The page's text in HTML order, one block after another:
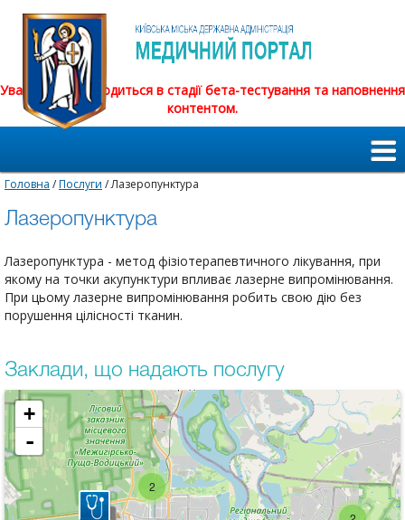
Увага! Сайт знаходиться в стадії бета-тестування та наповнення
контентом.
Головна /Послуги / Лазеропунктура
Лазеропунктура
Лазеропунктура - метод фізіотерапевтичного лікування, при
якому на точки акупунктури впливає лазерне випромінювання.
При цьому лазерне випромінювання робить свою дію без
порушення цілісності тканин.
Заклади, що надають послугу
2
+
-